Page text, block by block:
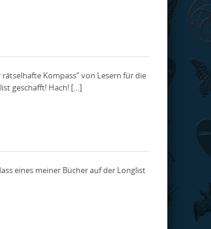
Kompass“ von Lesern für die
geschafft! Hach! […]
eines meiner Bücher auf der Longlist